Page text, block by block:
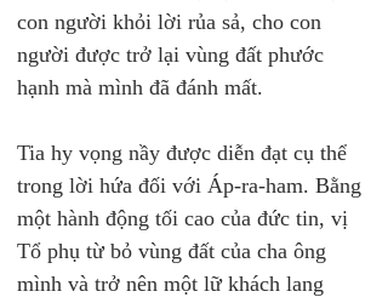
con người khỏi lời rủa sả, cho con
người được trở lại vùng đất phước
hạnh mà mình đã đánh mất.
Tia hy vọng nầy được diễn đạt cụ thể
trong lời hứa đối với Áp-ra-ham. Bằng
một hành động tối cao của đức tin, vị
Tổ phụ từ bỏ vùng đất của cha ông
mình và trở nên một lữ khách lang